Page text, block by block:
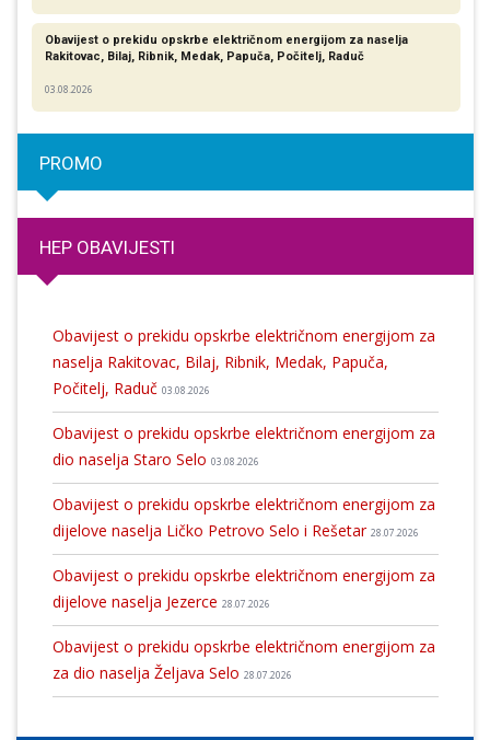
Obavijest o prekidu opskrbe električnom energijom za naselja
Rakitovac, Bilaj, Ribnik, Medak, Papuča, Počitelj, Raduč
03.08.2026
PROMO
HEP OBAVIJESTI
Obavijest o prekidu opskrbe električnom energijom za
naselja Rakitovac, Bilaj, Ribnik, Medak, Papuča,
Počitelj, Raduč 03.08.2026
Obavijest o prekidu opskrbe električnom energijom za
dio naselja Staro Selo 03.08.2026
Obavijest o prekidu opskrbe električnom energijom za
dijelove naselja Ličko Petrovo Selo i Rešetar 28.07.2026
Obavijest o prekidu opskrbe električnom energijom za
dijelove naselja Jezerce 28.07.2026
Obavijest o prekidu opskrbe električnom energijom za
za dio naselja Željava Selo 28.07.2026